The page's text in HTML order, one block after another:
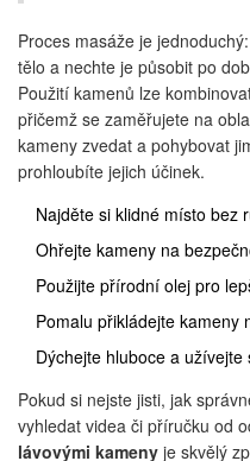
Proces masáže je
tělo a nechte je působit po
Použití kamenů lze
přičemž se zaměřujete na
kameny zvedat a pohybovat
prohloubíte jejich účinek.
Najděte si klidné místo bez
Ohřejte kameny na
Použijte přírodní olej pro
Pomalu přikládejte kameny
Dýchejte hluboce a užívejte
Pokud si nejste jisti, jak
vyhledat videa či příručku od
lávovými kameny je skvělý